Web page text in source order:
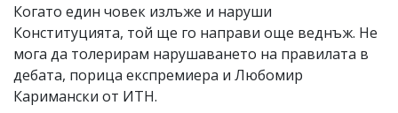
Когато един човек излъже и наруши
Конституцията, той ще го направи още веднъж. Не
мога да толерирам нарушаването на правилата в
дебата, порица експремиера и Любомир
Каримански от ИТН.